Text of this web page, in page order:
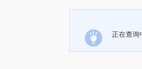
正在查询